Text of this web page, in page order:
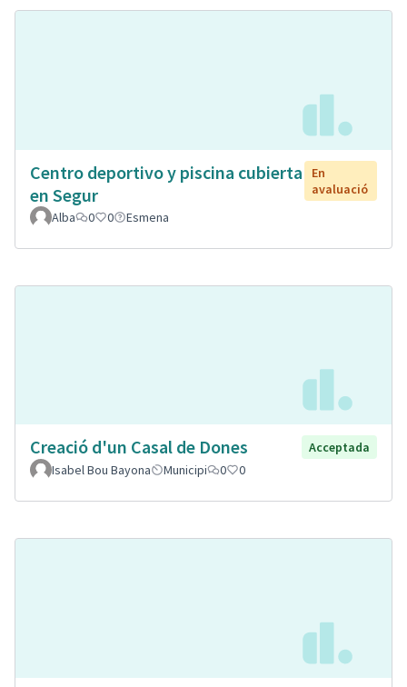
Centro deportivo y piscina cubierta
en Segur
En
avaluació
Alba
0 0 Esmena
Creació d'un Casal de Dones
Acceptada
Isabel Bou Bayona
Municipi 0 0